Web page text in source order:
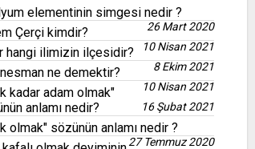
elementinin simgesi nedir ?
26 Mart 2020
Çerçi kimdir?
10 Nisan 2021
hangi ilimizin ilçesidir?
8 Ekim 2021
ne demektir?
10 Nisan 2021
kadar adam olmak"
anlamı nedir?
16 Şubat 2021
olmak" sözünün anlamı nedir ?
27 Temmuz 2020